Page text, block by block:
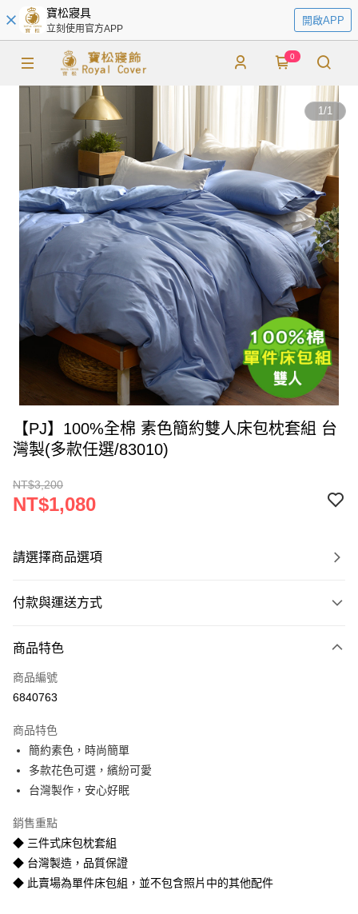
寶松寢具
立刻使用官方APP
開啟APP
0
1/1
【PJ】100%全棉 素色簡約雙人床包枕套組 台
灣製(多款任選/83010)
NT$3,200
NT$1,080
請選擇商品選項
付款與運送方式
信用卡一次付款
LINE Pay
街口支付
悠遊付
全盈+PAY
AFTEE先享後付
相關說明
商品特色
商品編號
6840763
商品特色
簡約素色，時尚簡單
多款花色可選，繽紛可愛
台灣製作，安心好眠
銷售重點
◆ 三件式床包枕套組
◆ 台灣製造，品質保證
◆ 此賣場為單件床包組，並不包含照片中的其他配件